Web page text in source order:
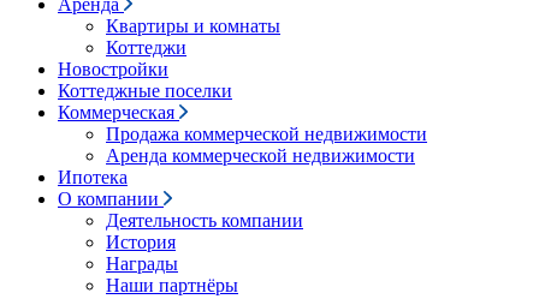
Аренда
Квартиры и комнаты
Коттеджи
Новостройки
Коттеджные поселки
Коммерческая
Продажа коммерческой недвижимости
Аренда коммерческой недвижимости
Ипотека
О компании
Деятельность компании
История
Награды
Наши партнёры